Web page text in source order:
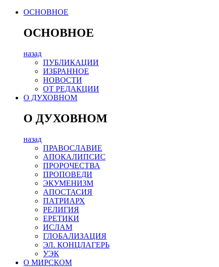
ОСНОВНОЕ
ОСНОВНОЕ
назад
ПУБЛИКАЦИИ
ИЗБРАННОЕ
НОВОСТИ
ОТ РЕДАКЦИИ
О ДУХОВНОМ
О ДУХОВНОМ
назад
ПРАВОСЛАВИЕ
АПОКАЛИПСИС
ПРОРОЧЕСТВА
ПРОПОВЕДИ
ЭКУМЕНИЗМ
АПОСТАСИЯ
ПАТРИАРХ
РЕЛИГИЯ
ЕРЕТИКИ
ИСЛАМ
ГЛОБАЛИЗАЦИЯ
ЭЛ. КОНЦЛАГЕРЬ
УЭК
О МИРСКОМ